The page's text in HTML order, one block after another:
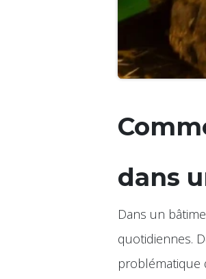
dans
Dans un
quotidiennes.
problématique